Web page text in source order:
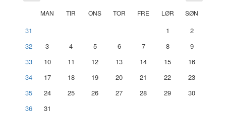
MAN TIR ONS TOR FRE LØR SØN
31 1
2
32
3 4 5 6 7 8
9
33
10 11 12 13 14 15
16
34
17 18 19 20 21 22
23
35
24 25 26 27 28 29
30
36
31